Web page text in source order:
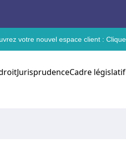
votre nouvel espace client :
JurisprudenceCadre